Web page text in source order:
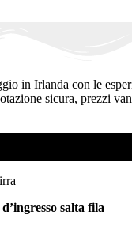
in Irlanda con le
sicura, prezzi
salta fila